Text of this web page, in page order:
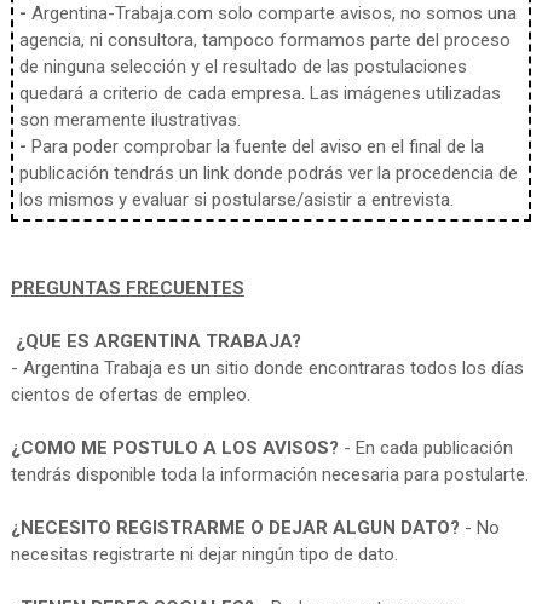
- Argentina-Trabaja.com solo comparte avisos, no somos una
agencia, ni consultora, tampoco formamos parte del proceso
de ninguna selección y el resultado de las postulaciones
quedará a criterio de cada empresa. Las imágenes utilizadas
son meramente ilustrativas.
- Para poder comprobar la fuente del aviso en el final de la
publicación tendrás un link donde podrás ver la procedencia de
los mismos y evaluar si postularse/asistir a entrevista.
PREGUNTAS FRECUENTES
¿QUE ES ARGENTINA TRABAJA?
- Argentina Trabaja es un sitio donde encontraras todos los días
cientos de ofertas de empleo.
¿COMO ME POSTULO A LOS AVISOS? - En cada publicación
tendrás disponible toda la información necesaria para postularte.
¿NECESITO REGISTRARME O DEJAR ALGUN DATO? - No
necesitas registrarte ni dejar ningún tipo de dato.